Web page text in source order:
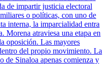
de impartir justicia electoral
o políticas, con uno de
interna, la imparcialidad entra
Morena atraviesa una etapa en
oposición. Las mayores
del propio movimiento. La
de Sinaloa apenas comienza y